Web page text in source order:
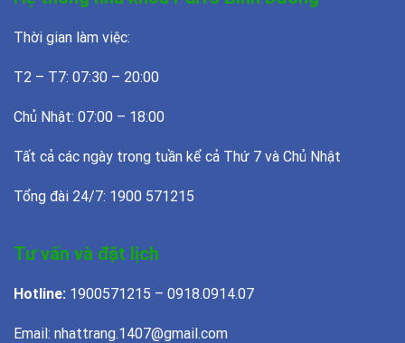
Thời gian làm việc:
T2 – T7: 07:30 – 20:00
Chủ Nhật: 07:00 – 18:00
Tất cả các ngày trong tuần kể cả Thứ 7 và Chủ Nhật
Tổng đài 24/7: 1900 571215
Tư vấn và đặt lịch
Hotline: 1900571215 – 0918.0914.07
Email: nhattrang.1407@gmail.com